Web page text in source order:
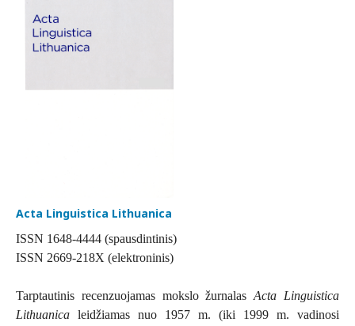
Acta Linguistica Lithuanica
ISSN 1648-4444 (spausdintinis)
ISSN 2669-218X (elektroninis)
Tarptautinis recenzuojamas mokslo žurnalasActa Linguistica
Lithuanica leidžiamas nuo 1957 m. (iki 1999 m. vadinosi